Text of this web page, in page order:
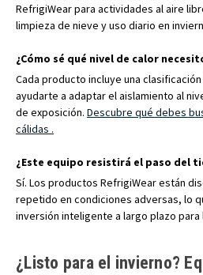
RefrigiWear para actividades al aire
limpieza de nieve y uso diario en
¿Cómo sé qué nivel de calor
Cada producto incluye una
ayudarte a adaptar el aislamiento al
de exposición. Descubre qué debes
cálidas .
¿Este equipo resistirá el paso del
Sí. Los productos RefrigiWear están
repetido en condiciones adversas, lo
inversión inteligente a largo plazo para
¿Listo para el invierno?